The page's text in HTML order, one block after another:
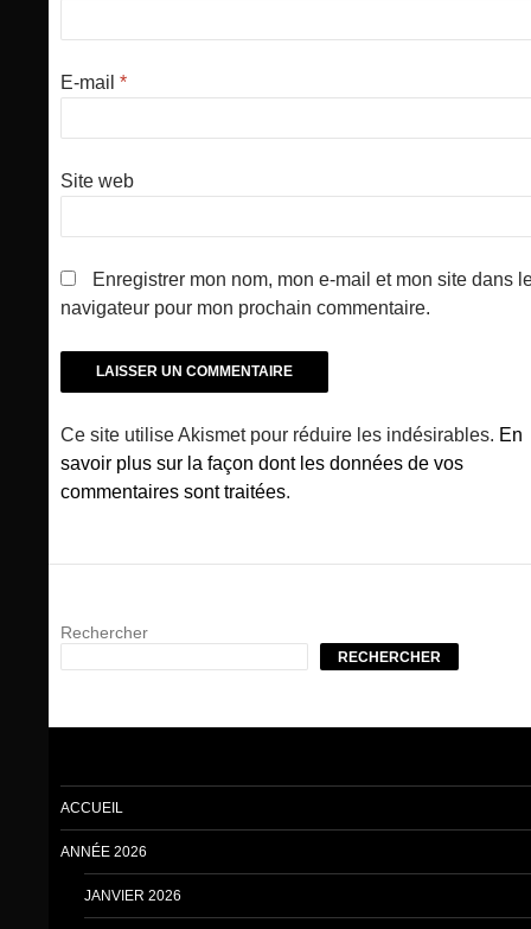
E-mail *
Site web
Enregistrer mon nom, mon e-mail et mon site dans
navigateur pour mon prochain commentaire.
Ce site utilise Akismet pour réduire les indésirables. En
savoir plus sur la façon dont les données de vos
commentaires sont traitées.
Rechercher
RECHERCHER
ACCUEIL
ANNÉE 2026
JANVIER 2026